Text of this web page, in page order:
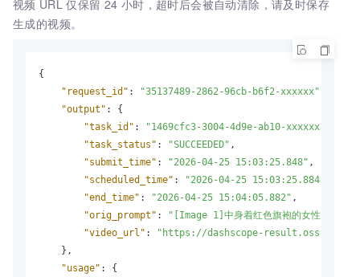
视频 URL 仅保留 24 小时，超时后会被自动清除，请及时保存
生成的视频。
{
"request_id" : "35137489-2862-96cb-b6f2-xxxxxx"
"output" :
{
"task_id" : "1469cfc3-3004-4d9e-ab10-xxxxxx"
"task_status" : "SUCCEEDED" ,
"submit_time" : "2026-04-25 15:03:25.848" ,
"scheduled_time" : "2026-04-25 15:03:25.884"
"end_time" : "2026-04-25 15:04:05.882" ,
"orig_prompt" :
"[Image 1]中身着红色旗袍的女性，镜头先
"video_url" :
"https://dashscope-result.oss-cn-
} ,
"usage" : {